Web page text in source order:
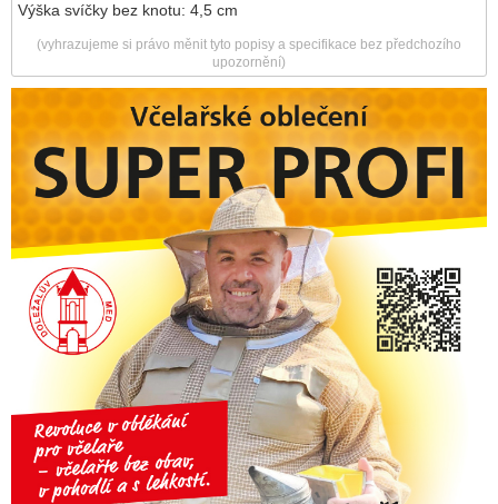
Výška svíčky bez knotu: 4,5 cm
(vyhrazujeme si právo měnit tyto popisy a specifikace bez předchozího
upozornění)